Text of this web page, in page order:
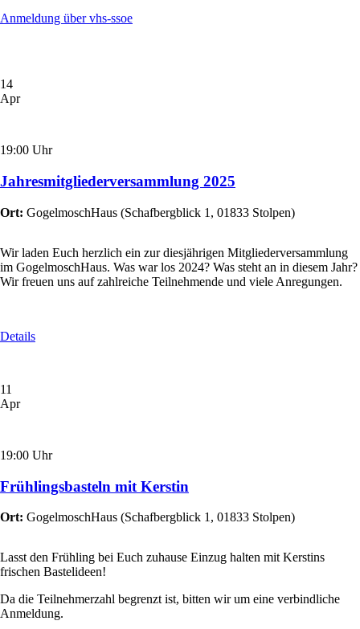
Anmeldung über vhs-ssoe
14
Apr
19:00 Uhr
Jahresmitgliederversammlung 2025
Ort: GogelmoschHaus (Schafbergblick 1, 01833 Stolpen)
Wir laden Euch herzlich ein zur diesjährigen Mitgliederversammlung
im GogelmoschHaus. Was war los 2024? Was steht an in diesem Jahr?
Wir freuen uns auf zahlreiche Teilnehmende und viele Anregungen.
Details
11
Apr
19:00 Uhr
Frühlingsbasteln mit Kerstin
Ort: GogelmoschHaus (Schafbergblick 1, 01833 Stolpen)
Lasst den Frühling bei Euch zuhause Einzug halten mit Kerstins
frischen Bastelideen!
Da die Teilnehmerzahl begrenzt ist, bitten wir um eine verbindliche
Anmeldung.